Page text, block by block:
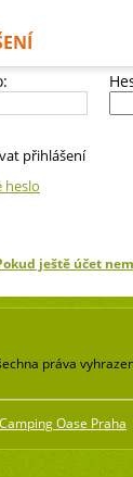
přihlášení
heslo
ještě účet
práva
Camping Oase Praha